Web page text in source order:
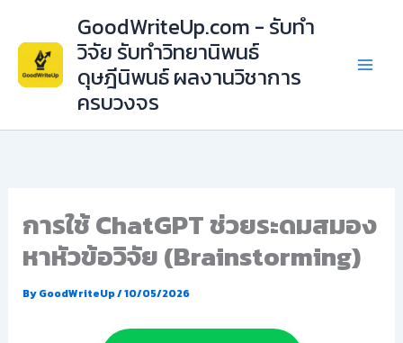
content
GoodWriteUp.com - รับทำ
วิจัย รับทำวิทยานิพนธ์
ดุษฎีนิพนธ์ ผลงานวิชาการ
ครบวงจร
การใช้ ChatGPT ช่วยระดมสมอง
หาหัวข้อวิจัย (Brainstorming)
ByGoodWriteUp/10/05/2026